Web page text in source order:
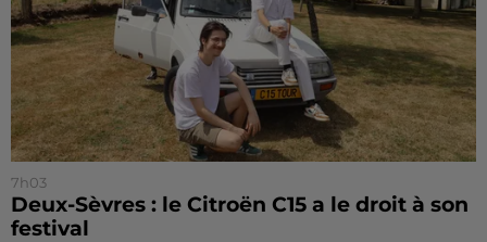
7h03
Deux-Sèvres : le Citroën C15 a le droit à son
festival